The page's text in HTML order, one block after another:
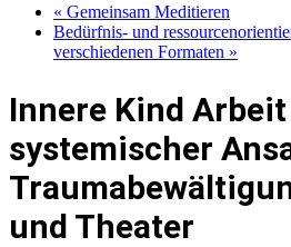
« Gemeinsam Meditieren
Bedürfnis- und
verschiedenen Formaten »
Innere Kind
systemischer
und Theater